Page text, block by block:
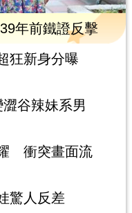
年前鐵證反擊
狂新身分曝
谷辣妹系男
衝突畫面流
驚人反差